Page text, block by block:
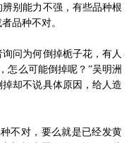
别能力不强，有些品种根
品种不对。
问为何倒掉栀子花，有人
怎么可能倒掉呢？”吴明洲
却不说具体原因，给人造
不对，要么就是已经发黄